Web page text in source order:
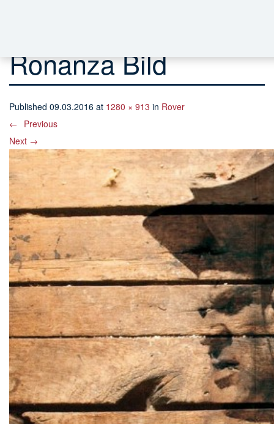
Ronanza Bild
Published 09.03.2016 at 1280 × 913 in Rover
←
Previous
Next →